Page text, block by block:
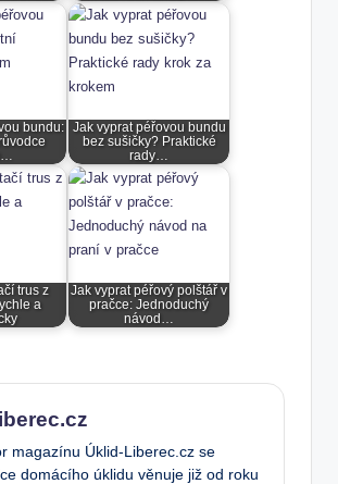
bundu:
Jak vyprat péřovou bundu
bez sušičky? Praktické
rady…
trus z
a
Jak vyprat péřový polštář v
pračce: Jednoduchý
návod…
magazínu Úklid-Liberec.cz se
domácího úklidu věnuje již od roku